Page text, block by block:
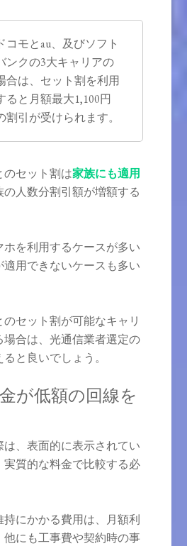
コモとau、及びソフト
ンクの3大キャリアの
合は、セット割を利用
ると月額最大1,100円
割引が受けられます。
のセット割は家族にも適用
の人数分割引額が増額する
を利用するケースが多い
用できないケースも多い
セット割が可能なキャリ
場合は、光通信業者選定の
と良いでしょう。
が低額の回線を
、表面的に表示されてい
実質的な料金で比較する必
にかかる費用は、月額利
他にも工事費や契約時の事